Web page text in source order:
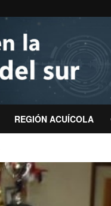
REGIÓN ACUÍCOLA